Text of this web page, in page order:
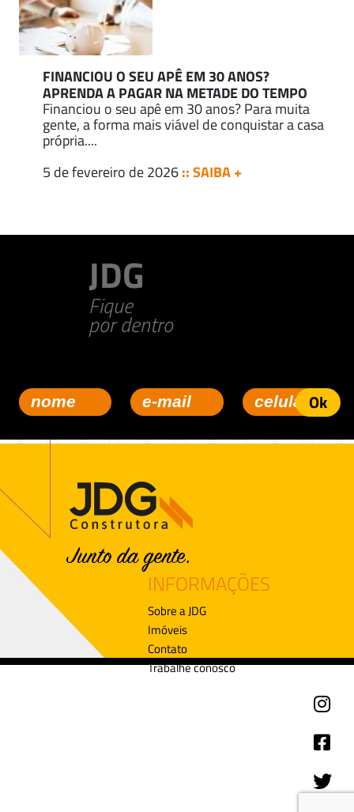
FINANCIOU O SEU APÊ EM 30 ANOS?
APRENDA A PAGAR NA METADE DO TEMPO
Financiou o seu apê em 30 anos? Para muita
gente, a forma mais viável de conquistar a casa
própria....
5 de fevereiro de 2026:: SAIBA +
JDG
Fique
por dentro
INFORMAÇÕES
Sobre a JDG
Imóveis
Contato
Trabalhe conosco